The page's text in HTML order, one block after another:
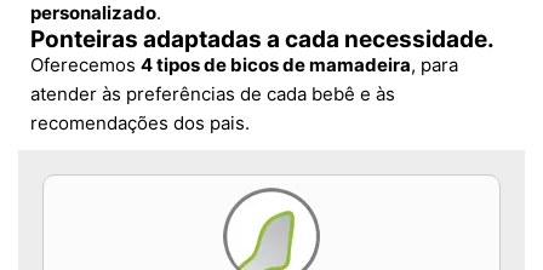
personalizado.
Ponteiras adaptadas a cada necessidade.
Oferecemos 4 tipos de bicos de mamadeira, para
atender às preferências de cada bebê e às
recomendações dos pais.